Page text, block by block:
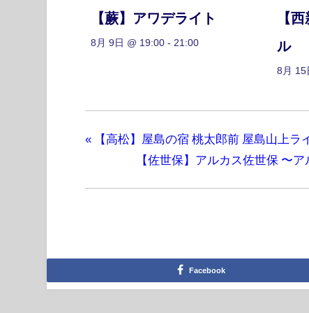
【蕨】アワデライト
8月 9日 @ 19:00 - 21:00
【
ル
8月 15
« 【高松】屋島の宿 桃太郎前 屋島山上ラ
【佐世保】アルカス佐世保 〜
Facebook